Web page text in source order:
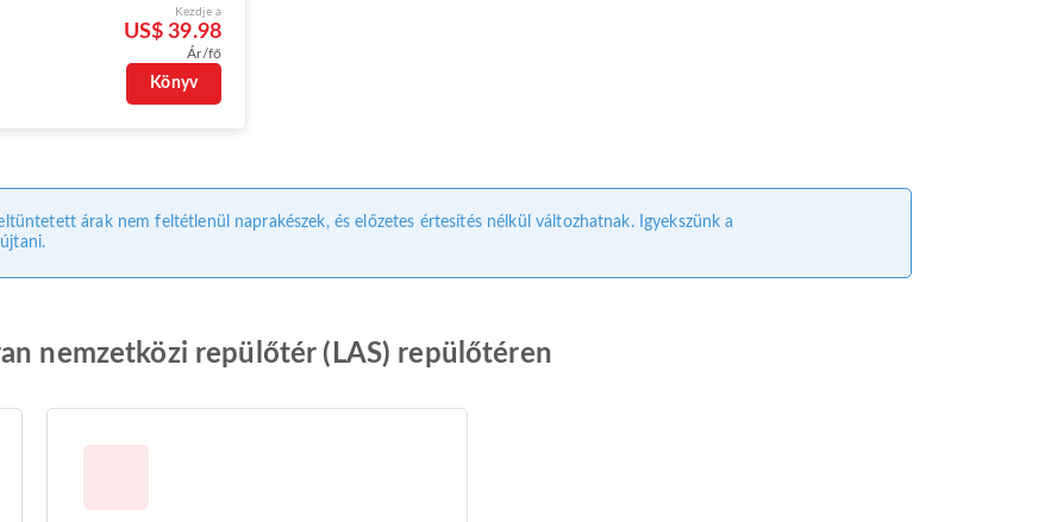
Kezdje a
US$ 39.98
Ár/fő
Könyv
árak nem feltétlenül naprakészek, és előzetes értesítés nélkül változhatnak. Igyekszünk a
nemzetközi repülőtér (LAS) repülőtéren